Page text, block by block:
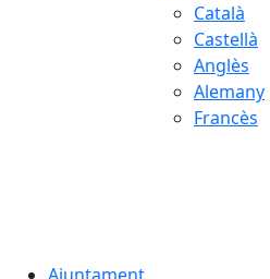
Català
Castellà
Anglès
Alemany
Francès